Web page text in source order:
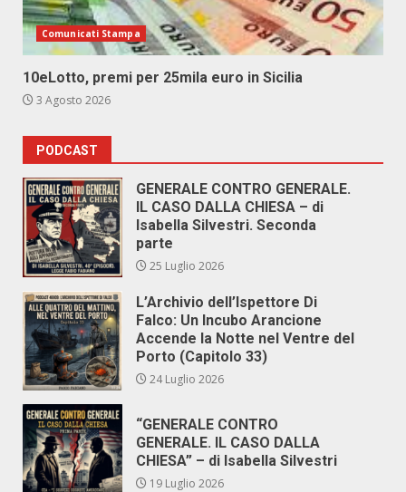
Comunicati Stampa
10eLotto, premi per 25mila euro in Sicilia
3 Agosto 2026
PODCAST
GENERALE CONTRO GENERALE.
IL CASO DALLA CHIESA – di
Isabella Silvestri. Seconda
parte
25 Luglio 2026
L’Archivio dell’Ispettore Di
Falco: Un Incubo Arancione
Accende la Notte nel Ventre del
Porto (Capitolo 33)
24 Luglio 2026
“GENERALE CONTRO
GENERALE. IL CASO DALLA
CHIESA” – di Isabella Silvestri
19 Luglio 2026